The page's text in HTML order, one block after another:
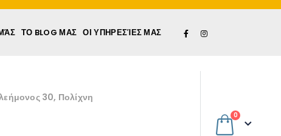
ΤΟ BLOG ΜΑΣ ΟΙ ΥΠΗΡΕΣΊΕΣ ΜΑΣ
30, Πολίχνη
0